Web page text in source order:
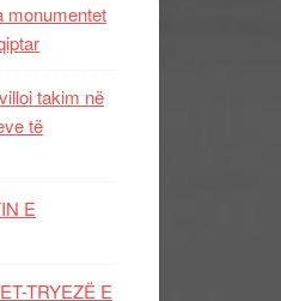
monumentet
takim në
të
E
TRYEZË E